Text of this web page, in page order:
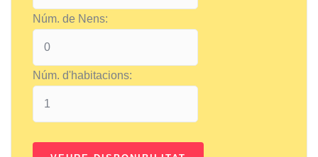
Núm. de Nens:
Núm. d'habitacions: